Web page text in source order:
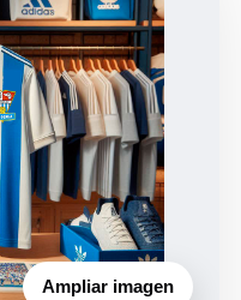
Ampliar imagen